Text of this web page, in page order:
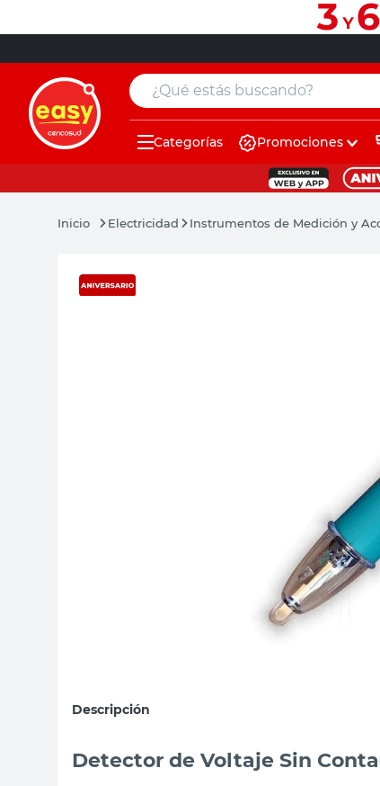
¿Qué estás buscando?
Categorías Promociones
Electricidad Instrumentos de Medición y
Descripción
Detector de Voltaje Sin
muebles